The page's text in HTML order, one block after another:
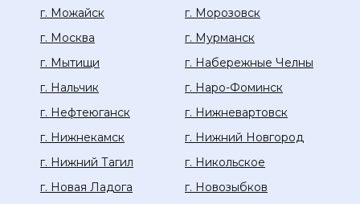
г. Можайск
г. Морозовск
г. Москва
г. Мурманск
г. Мытищи
г. Набережные Челны
г. Нальчик
г. Наро-Фоминск
г. Нефтеюганск
г. Нижневартовск
г. Нижнекамск
г. Нижний Новгород
г. Нижний Тагил
г. Никольское
г. Новая Ладога
г. Новозыбков